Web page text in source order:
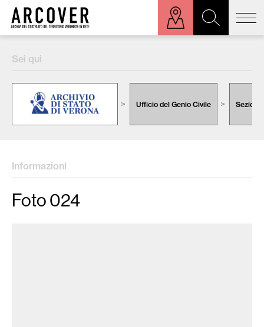
sulla mappa
Cerca:
Sei qui
Ufficio del Genio Civile
Informazioni
Foto 024